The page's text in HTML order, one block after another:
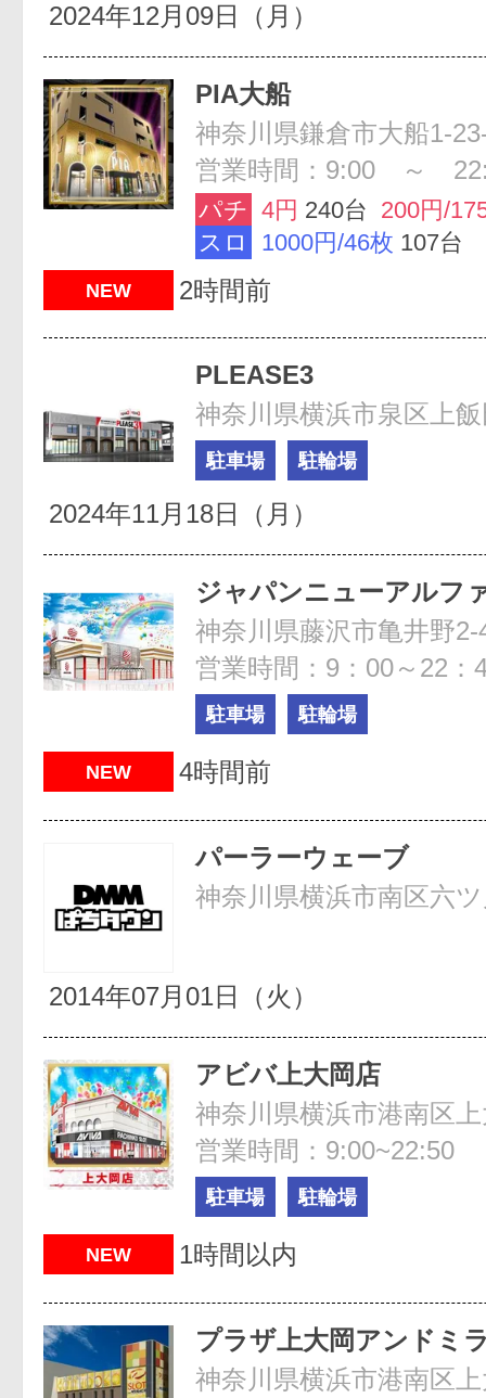
2024年12月09日（月）
PIA大船
神奈川県鎌倉市大船1-
営業時間：9:00 ～
パチ 4円 240台 200円/
スロ
1000円/46枚 107台
NEW 2時間前
PLEASE3
神奈川県横浜市泉区上
駐車場 駐輪場
2024年11月18日（月）
ジャパンニューアルフ
神奈川県藤沢市亀井野2-
営業時間：9：00～22：
駐車場 駐輪場
NEW 4時間前
パーラーウェーブ
神奈川県横浜市南区六
2014年07月01日（火）
アビバ上大岡店
神奈川県横浜市港南区
営業時間：9:00~22:50
駐車場 駐輪場
NEW 1時間以内
プラザ上大岡アンドミ
神奈川県横浜市港南区